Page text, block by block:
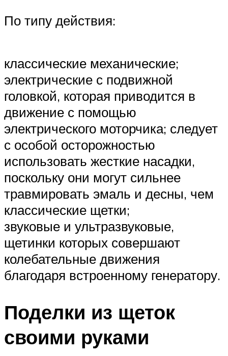
По типу действия:
классические механические;
электрические с подвижной
головкой, которая приводится в
движение с помощью
электрического моторчика; следует
с особой осторожностью
использовать жесткие насадки,
поскольку они могут сильнее
травмировать эмаль и десны, чем
классические щетки;
звуковые и ультразвуковые,
щетинки которых совершают
колебательные движения
благодаря встроенному генератору.
Поделки из щеток
своими руками